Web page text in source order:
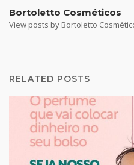
Bortoletto Cosméticos
View posts by Bortoletto
RELATED POSTS